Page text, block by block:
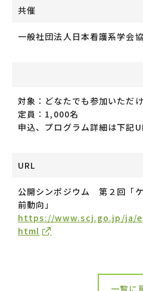
共催
一般社団法人日本看護系学会
対象：どなたでも参加いただ
定員：1,000名
申込、プログラム詳細は下記
URL
公開シンポジウム 第２回「
前動向」
https://www.scj.go.jp/ja/
html
一覧に